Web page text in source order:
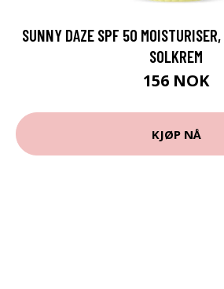
SUNNY DAZE SPF 50
SOLKREM
156 NOK
KJØP NÅ